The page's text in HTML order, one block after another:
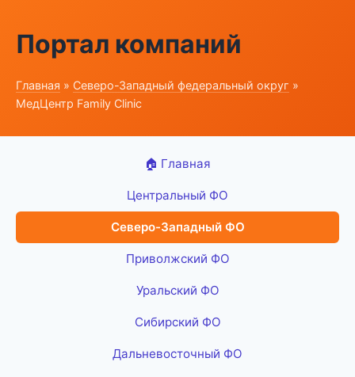
Портал компаний
Главная » Северо-Западный федеральный округ »
МедЦентр Family Clinic
🏠 Главная
Центральный ФО
Северо-Западный ФО
Приволжский ФО
Уральский ФО
Сибирский ФО
Дальневосточный ФО